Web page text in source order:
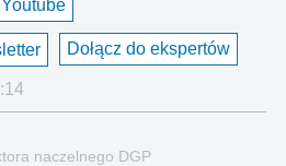
Dołącz do ekspertów
naczelnego DGP